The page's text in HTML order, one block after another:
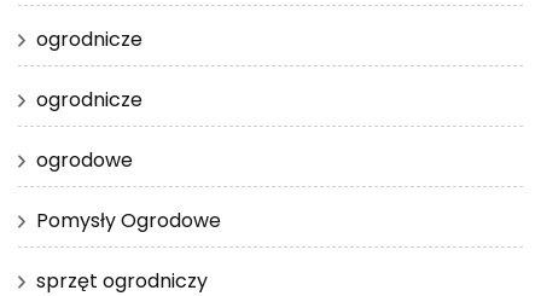
ogrodnicze
ogrodnicze
ogrodowe
Pomysły Ogrodowe
sprzęt ogrodniczy